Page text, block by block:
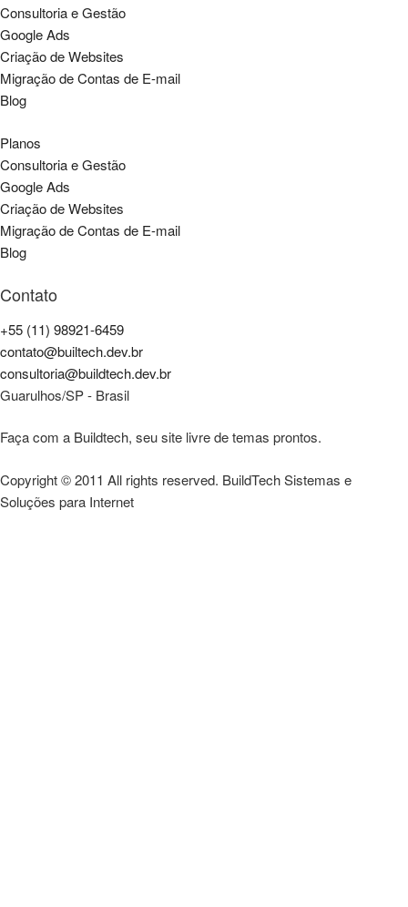
Consultoria e Gestão
Google Ads
Criação de Websites
Migração de Contas de E-mail
Blog
Planos
Consultoria e Gestão
Google Ads
Criação de Websites
Migração de Contas de E-mail
Blog
Contato
+55 (11) 98921-6459
contato@builtech.dev.br
consultoria@buildtech.dev.br
Guarulhos/SP - Brasil
Faça com a Buildtech, seu site livre de temas prontos.
Copyright © 2011 All rights reserved. BuildTech Sistemas e
Soluções para Internet